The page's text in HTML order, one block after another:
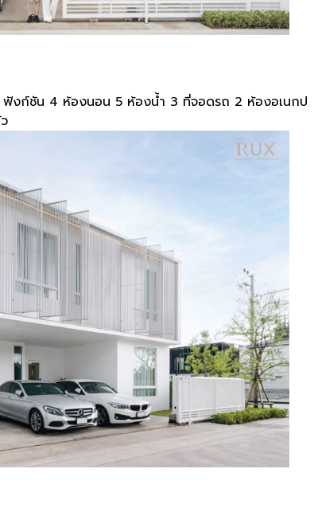
งก์ชัน 4 ห้องนอน 5 ห้องน้ำ 3 ที่จอดรถ 2 ห้องอเนกป